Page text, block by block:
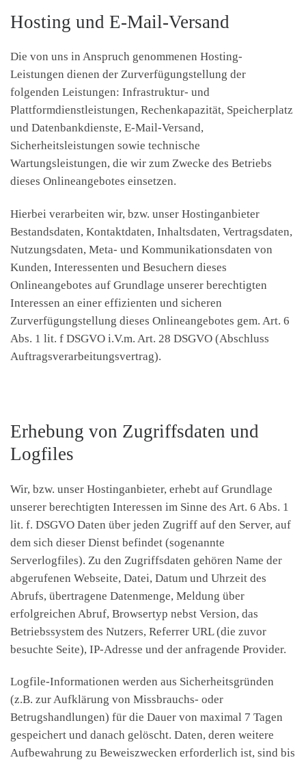
Hosting und E-Mail-Versand
Die von uns in Anspruch genommenen Hosting-
Leistungen dienen der Zurverfügungstellung der
folgenden Leistungen: Infrastruktur- und
Plattformdienstleistungen, Rechenkapazität, Speicherplatz
und Datenbankdienste, E-Mail-Versand,
Sicherheitsleistungen sowie technische
Wartungsleistungen, die wir zum Zwecke des Betriebs
dieses Onlineangebotes einsetzen.
Hierbei verarbeiten wir, bzw. unser Hostinganbieter
Bestandsdaten, Kontaktdaten, Inhaltsdaten, Vertragsdaten,
Nutzungsdaten, Meta- und Kommunikationsdaten von
Kunden, Interessenten und Besuchern dieses
Onlineangebotes auf Grundlage unserer berechtigten
Interessen an einer effizienten und sicheren
Zurverfügungstellung dieses Onlineangebotes gem. Art. 6
Abs. 1 lit. f DSGVO i.V.m. Art. 28 DSGVO (Abschluss
Auftragsverarbeitungsvertrag).
Erhebung von Zugriffsdaten und
Logfiles
Wir, bzw. unser Hostinganbieter, erhebt auf Grundlage
unserer berechtigten Interessen im Sinne des Art. 6 Abs. 1
lit. f. DSGVO Daten über jeden Zugriff auf den Server, auf
dem sich dieser Dienst befindet (sogenannte
Serverlogfiles). Zu den Zugriffsdaten gehören Name der
abgerufenen Webseite, Datei, Datum und Uhrzeit des
Abrufs, übertragene Datenmenge, Meldung über
erfolgreichen Abruf, Browsertyp nebst Version, das
Betriebssystem des Nutzers, Referrer URL (die zuvor
besuchte Seite), IP-Adresse und der anfragende Provider.
Logfile-Informationen werden aus Sicherheitsgründen
(z.B. zur Aufklärung von Missbrauchs- oder
Betrugshandlungen) für die Dauer von maximal 7 Tagen
gespeichert und danach gelöscht. Daten, deren weitere
Aufbewahrung zu Beweiszwecken erforderlich ist, sind bis